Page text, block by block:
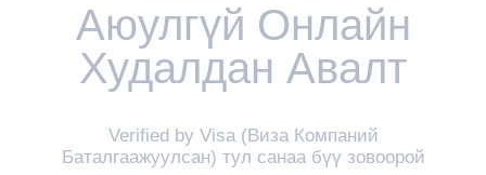
Аюулгүй Онлайн
Худалдан Авалт
Verified by Visa (Виза Компаний
Баталгаажуулсан) тул санаа бүү зовоорой